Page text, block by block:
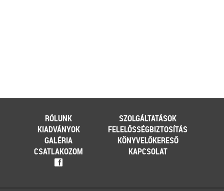
RÓLUNK
SZOLGÁLTATÁSOK
KIADVÁNYOK
FELELŐSSÉGBIZTOSÍTÁS
GALÉRIA
KÖNYVELŐKERESŐ
CSATLAKOZOM
KAPCSOLAT
f